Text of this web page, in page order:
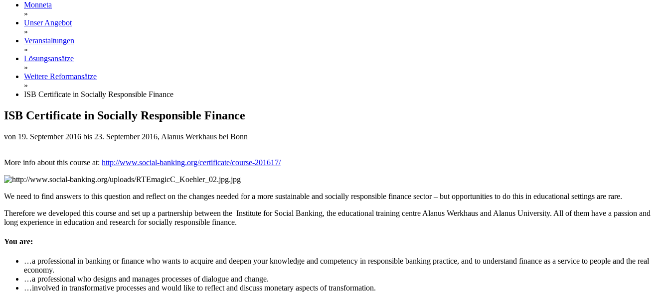
Monneta
»
Unser Angebot
»
Veranstaltungen
»
Lösungsansätze
»
Weitere Reformansätze
»
ISB Certificate in Socially Responsible Finance
ISB Certificate in Socially Responsible Finance
von 19. September 2016 bis 23. September 2016, Alanus Werkhaus bei Bonn
More info about this course at: http://www.social-banking.org/certificate/course-201617/
We need to find answers to this question and reflect on the changes needed for a more sustainable and socially responsible finance sector – but opportunities to do this in educational settings are rare.
Therefore we developed this course and set up a partnership between the Institute for Social Banking, the educational training centre Alanus Werkhaus and Alanus University. All of them have a passion and
long experience in education and research for socially responsible finance.
You are:
…a professional in banking or finance who wants to acquire and deepen your knowledge and competency in responsible banking practice, and to understand finance as a service to people and the real
economy.
…a professional who designs and manages processes of dialogue and change.
…involved in transformative processes and would like to reflect and discuss monetary aspects of transformation.